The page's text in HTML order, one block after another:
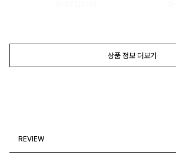
상품 정보 더보기
REVIEW